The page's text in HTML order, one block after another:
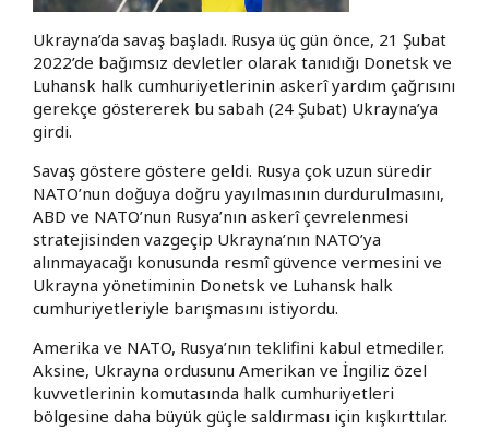
Ukrayna’da savaş başladı. Rusya üç gün önce, 21 Şubat
2022’de bağımsız devletler olarak tanıdığı Donetsk ve
Luhansk halk cumhuriyetlerinin askerî yardım çağrısını
gerekçe göstererek bu sabah (24 Şubat) Ukrayna’ya
girdi.
Savaş göstere göstere geldi. Rusya çok uzun süredir
NATO’nun doğuya doğru yayılmasının durdurulmasını,
ABD ve NATO’nun Rusya’nın askerî çevrelenmesi
stratejisinden vazgeçip Ukrayna’nın NATO’ya
alınmayacağı konusunda resmî güvence vermesini ve
Ukrayna yönetiminin Donetsk ve Luhansk halk
cumhuriyetleriyle barışmasını istiyordu.
Amerika ve NATO, Rusya’nın teklifini kabul etmediler.
Aksine, Ukrayna ordusunu Amerikan ve İngiliz özel
kuvvetlerinin komutasında halk cumhuriyetleri
bölgesine daha büyük güçle saldırması için kışkırttılar.